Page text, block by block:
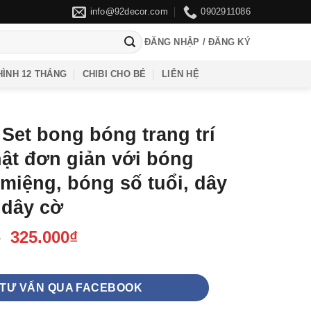
info@92decor.com 0902911086
ĐĂNG NHẬP / ĐĂNG KÝ
12 THÁNG CHIBI CHO BÉ LIÊN HỆ
Set bong bóng trang trí
đơn giản với bóng
bóng số tuổi, dây
cờ
Giá
là:
355.000₫.
325.000₫Giá
tại
là:
325.000₫.
TƯ VẤN QUA FACEBOOK